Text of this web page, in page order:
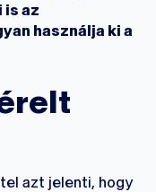
is az
használja ki a
azt jelenti, hogy